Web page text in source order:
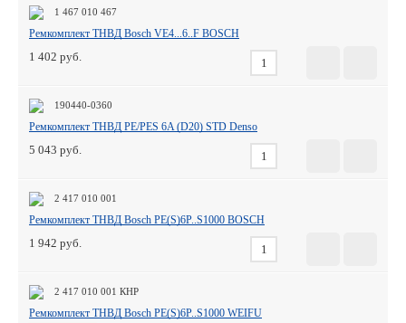
1 467 010 467
Ремкомплект ТНВД Bosch VE4...6..F BOSCH
1 402
190440-0360
Ремкомплект ТНВД PE/PES 6A (D20) STD Denso
5 043
2 417 010 001
Ремкомплект ТНВД Bosch PE(S)6P..S1000 BOSCH
1 942
2 417 010 001 КНР
Ремкомплект ТНВД Bosch PE(S)6P..S1000 WEIFU